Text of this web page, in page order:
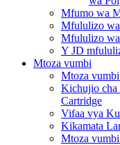
Mfumo wa
Mfululizo
Mfululizo
Y JD
Mtoza vumbi
Mtoza
Kichujio cha
Cartridge
Vifaa vya
Kikamata
Mtoza